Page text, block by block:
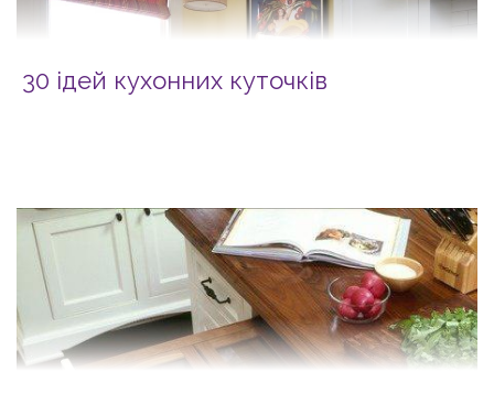
30 ідей кухонних куточків